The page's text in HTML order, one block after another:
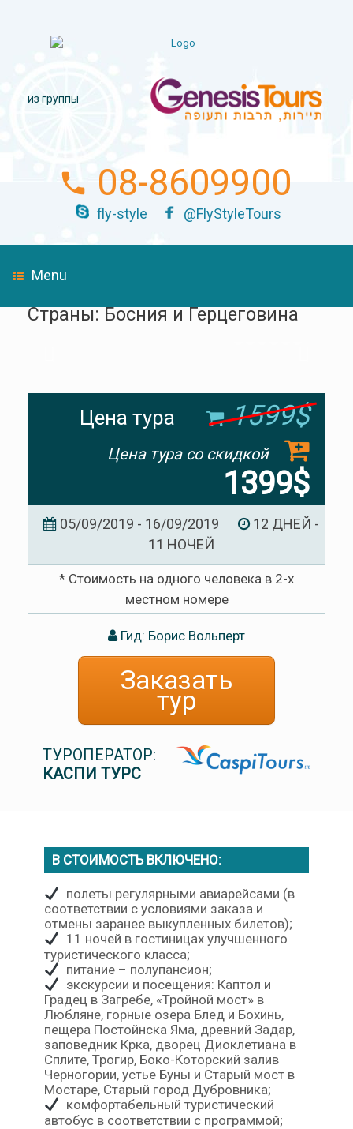
из группы
08-8609900
fly-style @FlyStyleTours
Menu
Страны: Босния и Герцеговина
Цена тура 1599$
Цена тура со скидкой
1399$
05/09/2019 - 16/09/2019
12 ДНЕЙ -
11 НОЧЕЙ
* Стоимость на одного человека в 2-х
местном номере
Гид: Борис Вольперт
Заказать
тур
ТУРОПЕРАТОР:
КАСПИ ТУРС
В СТОИМОСТЬ ВКЛЮЧЕНО:
полеты регулярными авиарейсами (в
соответствии с условиями заказа и
отмены заранее выкупленных билетов);
11 ночей в гостиницах улучшенного
туристического класса;
питание – полупансион;
экскурсии и посещения: Каптол и
Градец в Загребе, «Тройной мост» в
Любляне, горные озера Блед и Бохинь,
пещера Постойнска Яма, древний Задар,
заповедник Крка, дворец Диоклетиана в
Сплите, Трогир, Боко-Которский залив
Черногории, устье Буны и Старый мост в
Мостаре, Старый город Дубровника;
комфортабельный туристический
автобус в соответствии с программой;